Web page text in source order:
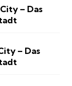
– Das
– Das